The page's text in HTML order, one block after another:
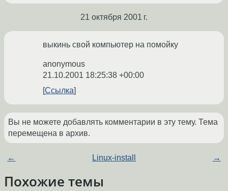
21 октября 2001 г.
выкинь свой компьютер на помойку
anonymous
21.10.2001 18:25:38 +00:00
Ссылка
Вы не можете добавлять комментарии в эту тему. Тема
перемещена в архив.
← Linux-install →
Похожие темы